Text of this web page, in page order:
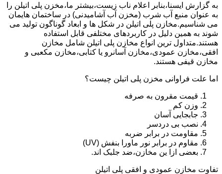
به گزارش ایسنا،بنابر اعلام ناب زیست،بیشتر ما،مخزن پلی اتیلن را
به عنوان منبع آب شرب (مخزن آب آشامیدنی) در ساختمان هایمان
می شناسیم.مخازن پلی اتیلن در شکل ها و ابعاد گوناگون تولید می
شوند به همین دلیل در کاربردهای مختلفی قابل استفاده
هستند.متداول ترین انواع مخازن پلی اتیلن شامل مخازن
افقی،مخازن عمودی،مخازن آسانرو یا کتابی،مخازن مکعبی و
مخازن قیفی هستند.
اما علت فراوانی مخزن پلی اتیلن چیست؟
قیمت مقرون به صرفه
وزن کم
جابجایی آسان
نصب بی دردسر
مقاومت در برابر ضربه
مقاوم در برابر نور ماورا بنفش (UV)
بعضی ازا ین مخازن،ضد جلبک اند.
تفاوت مخازن عمودی و افقی پلی اتیلن